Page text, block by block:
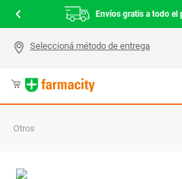
Envíos gratis a todo el
Otros